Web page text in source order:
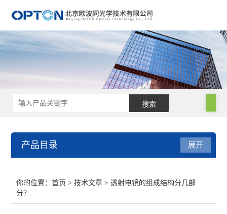
产品目录 展开
你的位置：首页 >技术文章 > 透射电镜的组成结构分几部
分？